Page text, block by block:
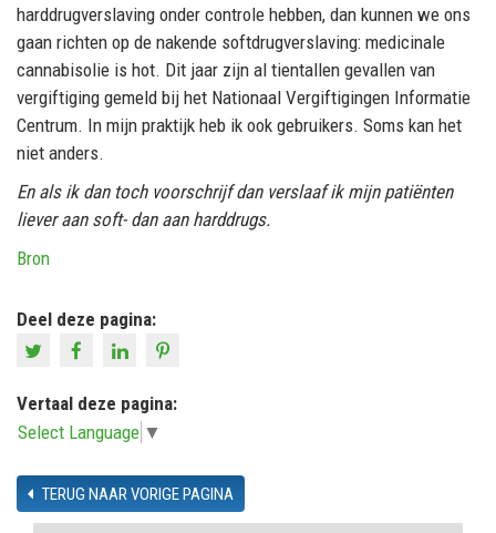
harddrugverslaving onder controle hebben, dan kunnen we ons
gaan richten op de nakende softdrugverslaving: medicinale
cannabisolie is hot. Dit jaar zijn al tientallen gevallen van
vergiftiging gemeld bij het Nationaal Vergiftigingen Informatie
Centrum. In mijn praktijk heb ik ook gebruikers. Soms kan het
niet anders.
En als ik dan toch voorschrijf dan verslaaf ik mijn patiënten
liever aan soft- dan aan harddrugs.
Bron
Deel deze pagina:
Vertaal deze pagina:
Select Language ▼
TERUG NAAR VORIGE PAGINA